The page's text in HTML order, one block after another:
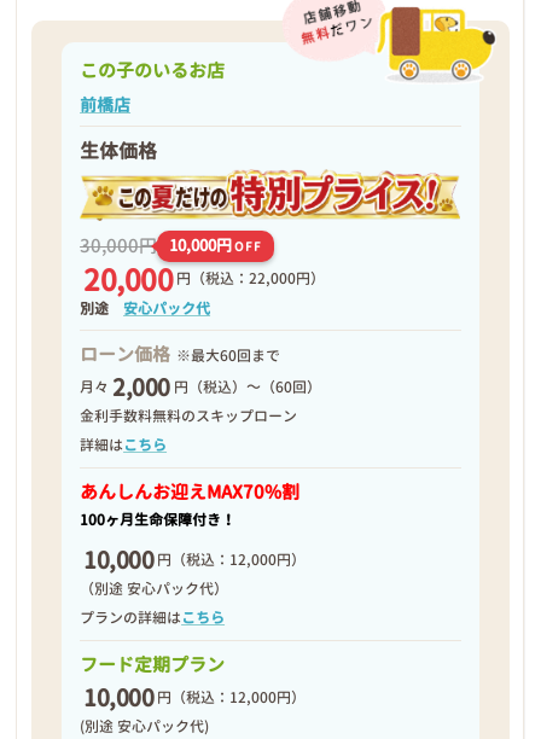
この子のいるお店
前橋店
生体価格
30,000円 10,000円OFF
20,000 円 （税込：22,000円）
別途安心パック代
ローン価格 ※最大60回まで
月々 2,000 円（税込）～（60回）
金利手数料無料のスキップローン
詳細はこちら
あんしんお迎えMAX70%割
100ヶ月生命保障付き！
10,000 円 （税込：12,000円）
（別途 安心パック代）
プランの詳細はこちら
フード定期プラン
10,000 円 （税込：12,000円）
(別途 安心パック代)